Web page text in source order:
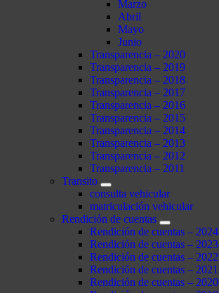
Marzo
Abril
Mayo
Junio
Transparencia – 2020
Transparencia – 2019
Transparencia – 2018
Transparencia – 2017
Transparencia – 2016
Transparencia – 2015
Transparencia – 2014
Transparencia – 2013
Transparencia – 2012
Transparencia – 2011
Transito
consulta vehicular
matriculación vehicular
Rendición de cuentas
Rendición de cuentas – 2024
Rendición de cuentas – 2023
Rendición de cuentas – 2022
Rendición de cuentas – 2021
Rendición de cuentas – 2020